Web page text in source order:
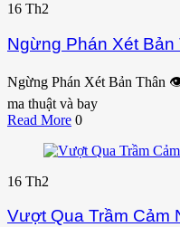
16 Th2
Ngừng Phán Xét Bản
Ngừng Phán Xét Bản Thân
ma thuật và bay
Read More 0
16 Th2
Vượt Qua Trầm Cảm